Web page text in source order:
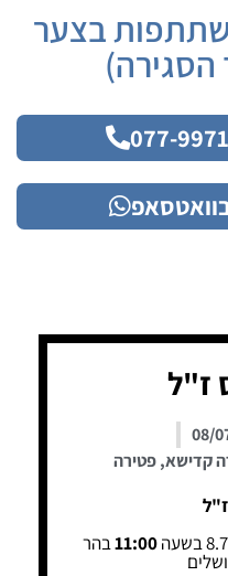
בצער
ז"ל
08/
קדישא,פטירה
11:00בהר